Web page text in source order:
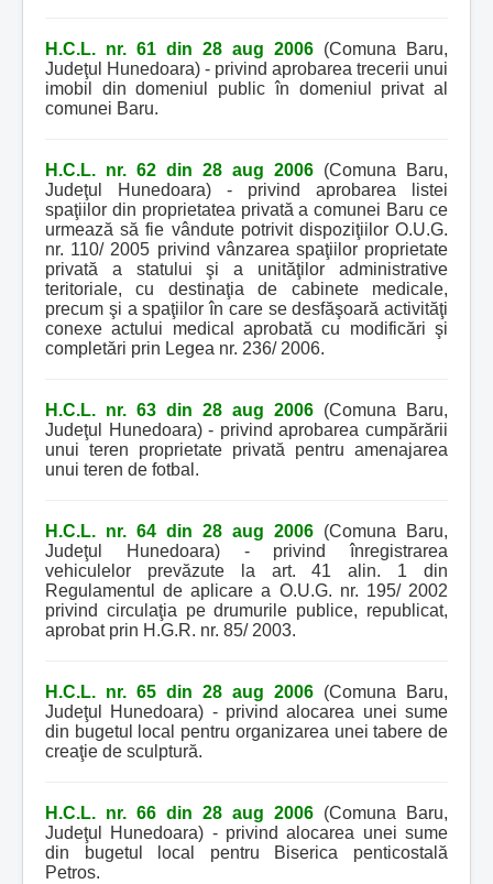
H.C.L. nr. 61 din 28 aug 2006 (Comuna Baru,
Judeţul Hunedoara) - privind aprobarea trecerii unui
imobil din domeniul public în domeniul privat al
comunei Baru.
H.C.L. nr. 62 din 28 aug 2006 (Comuna Baru,
Judeţul Hunedoara) - privind aprobarea listei
spaţiilor din proprietatea privată a comunei Baru ce
urmează să fie vândute potrivit dispoziţiilor O.U.G.
nr. 110/ 2005 privind vânzarea spaţiilor proprietate
privată a statului şi a unităţilor administrative
teritoriale, cu destinaţia de cabinete medicale,
precum şi a spaţiilor în care se desfăşoară activităţi
conexe actului medical aprobată cu modificări şi
completări prin Legea nr. 236/ 2006.
H.C.L. nr. 63 din 28 aug 2006 (Comuna Baru,
Judeţul Hunedoara) - privind aprobarea cumpărării
unui teren proprietate privată pentru amenajarea
unui teren de fotbal.
H.C.L. nr. 64 din 28 aug 2006 (Comuna Baru,
Judeţul Hunedoara) - privind înregistrarea
vehiculelor prevăzute la art. 41 alin. 1 din
Regulamentul de aplicare a O.U.G. nr. 195/ 2002
privind circulaţia pe drumurile publice, republicat,
aprobat prin H.G.R. nr. 85/ 2003.
H.C.L. nr. 65 din 28 aug 2006 (Comuna Baru,
Judeţul Hunedoara) - privind alocarea unei sume
din bugetul local pentru organizarea unei tabere de
creaţie de sculptură.
H.C.L. nr. 66 din 28 aug 2006 (Comuna Baru,
Judeţul Hunedoara) - privind alocarea unei sume
din bugetul local pentru Biserica penticostală
Petros.